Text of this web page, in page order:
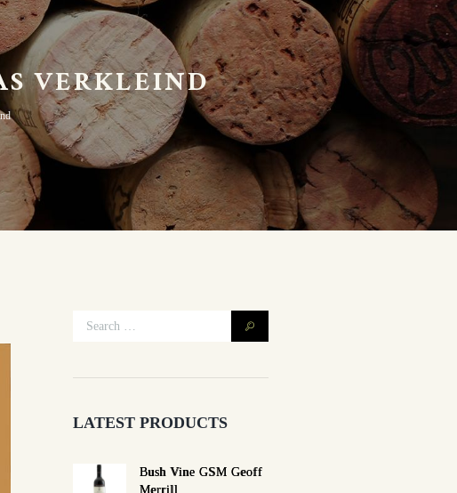
VERKLEIND
LATEST PRODUCTS
Bush Vine GSM Geoff
Merrill